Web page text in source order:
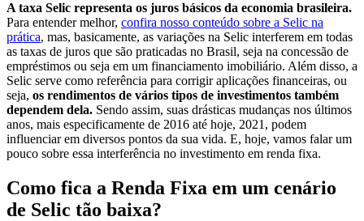
A taxa Selic representa os juros básicos da economia brasileira.
Para entender melhor, confira nosso conteúdo sobre a Selic na
prática, mas, basicamente, as variações na Selic interferem em todas
as taxas de juros que são praticadas no Brasil, seja na concessão de
empréstimos ou seja em um financiamento imobiliário. Além disso, a
Selic serve como referência para corrigir aplicações financeiras, ou
seja, os rendimentos de vários tipos de investimentos também
dependem dela. Sendo assim, suas drásticas mudanças nos últimos
anos, mais especificamente de 2016 até hoje, 2021, podem
influenciar em diversos pontos da sua vida. E, hoje, vamos falar um
pouco sobre essa interferência no investimento em renda fixa.
Como fica a Renda Fixa em um cenário
de Selic tão baixa?